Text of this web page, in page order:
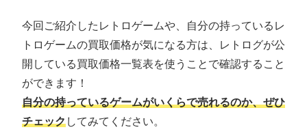
今回ご紹介したレトロゲームや、自分の持っているレ
トロゲームの買取価格が気になる方は、レトログが公
開している買取価格一覧表を使うことで確認すること
ができます！
自分の持っているゲームがいくらで売れるのか、ぜひ
チェックしてみてください。